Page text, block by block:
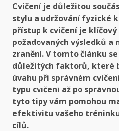
Cvičení je důležitou
stylu a udržování fyzické
přístup k cvičení je klíčový
požadovaných výsledků
zranění. V tomto článku
důležitých faktorů, které
úvahu při správném
typu cvičení až po
tyto tipy vám pomohou
efektivitu vašeho
cílů.